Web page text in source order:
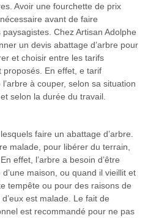
Avoir une fourchette de prix
avant de faire
Chez Artisan Adolphe
un devis abattage d’arbre pour
et choisir entre les tarifs
proposés. En effet, e tarif
à couper, selon sa situation
selon la durée du travail.
faire un abattage d’arbre.
malade, pour libérer du terrain,
effet, l’arbre a besoin d’être
maison, ou quand il vieillit et
tempête ou pour des raisons de
est malade. Le fait de
est recommandé pour ne pas